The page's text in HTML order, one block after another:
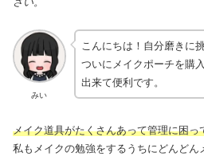
みい
こんにちは！自分磨きに
ついにメイクポーチを購
出来て便利です。
メイク道具がたくさんあって管理に困っ
私もメイクの勉強をするうちにどんどん